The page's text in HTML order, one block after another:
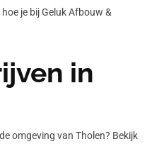
je bij Geluk Afbouw &
in
omgeving van Tholen? Bekijk